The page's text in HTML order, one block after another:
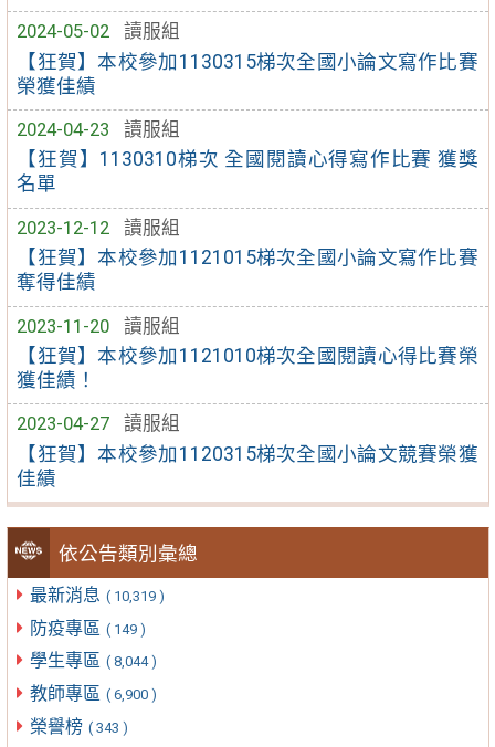
2024-05-02
讀服組
【狂賀】本校參加1130315梯次全國小論文寫作比賽
榮獲佳績
2024-04-23
讀服組
【狂賀】1130310梯次 全國閱讀心得寫作比賽 獲獎
名單
2023-12-12
讀服組
【狂賀】本校參加1121015梯次全國小論文寫作比賽
奪得佳績
2023-11-20
讀服組
【狂賀】本校參加1121010梯次全國閱讀心得比賽榮
獲佳績！
2023-04-27
讀服組
【狂賀】本校參加1120315梯次全國小論文競賽榮獲
佳績
依公告類別彙總
最新消息 ( 10,319 )
防疫專區 ( 149 )
學生專區 ( 8,044 )
教師專區 ( 6,900 )
榮譽榜 ( 343 )